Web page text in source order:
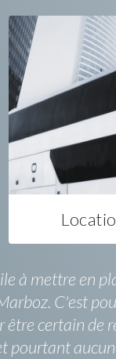
à mettre en
C'est
certain de
aucun